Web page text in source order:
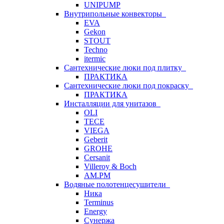
UNIPUMP
Внутрипольные конвекторы
EVA
Gekon
STOUT
Techno
itermic
Сантехнические люки под плитку
ПРАКТИКА
Сантехнические люки под покраску
ПРАКТИКА
Инсталляции для унитазов
OLI
TECE
VIEGA
Geberit
GROHE
Cersanit
Villeroy & Boch
AM.PM
Водяные полотенцесушители
Ника
Terminus
Energy
Сунержа